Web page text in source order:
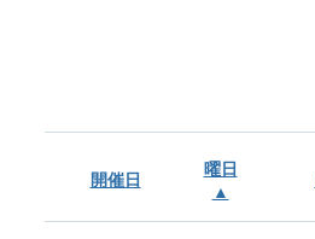
開催日
曜日
▲